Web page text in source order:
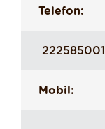
Telefon:
222585001
Mobil: